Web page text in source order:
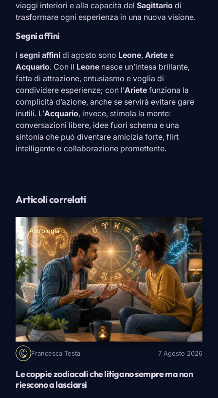
viaggi interiori e alla capacità del Sagittario di
trasformare ogni esperienza in una nuova visione.
Segni affini
I segni affini di agosto sono Leone, Ariete e
Acquario. Con il Leone nasce un’intesa brillante,
fatta di attrazione, entusiasmo e voglia di
condividere esperienze; con l’Ariete funziona la
complicità d’azione, anche se servirà evitare gare
inutili. L’Acquario, invece, stimola la mente:
conversazioni libere, idee fuori schema e una
sintonia che può diventare amicizia forte, flirt
intelligente o collaborazione promettente.
Articoli correlati
Astrologia
Francesca Testa 7 Agosto 2026
Le coppie zodiacali che litigano sempre ma non
riescono a lasciarsi